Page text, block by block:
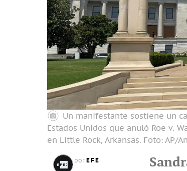
Un manifestante sostiene un
Estados Unidos que anuló Roe v.
en Little Rock, Arkansas. Foto: AP/
por EFE